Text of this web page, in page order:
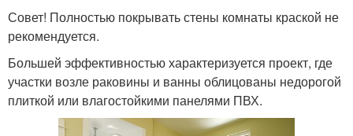
Совет! Полностью покрывать стены комнаты краской не
рекомендуется.
Большей эффективностью характеризуется проект, где
участки возле раковины и ванны облицованы недорогой
плиткой или влагостойкими панелями ПВХ.